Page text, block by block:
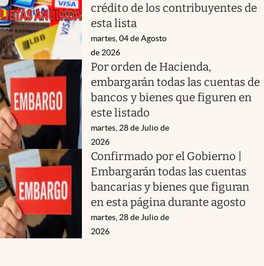
crédito de los contribuyentes de
esta lista
martes, 04 de Agosto
de 2026
Por orden de Hacienda,
embargarán todas las cuentas de
bancos y bienes que figuren en
este listado
martes, 28 de Julio de
2026
Confirmado por el Gobierno |
Embargarán todas las cuentas
bancarias y bienes que figuran
en esta página durante agosto
martes, 28 de Julio de
2026